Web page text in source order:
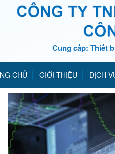
Cung cấp: Thiết
CHỦ GIỚI THIỆU DỊCH